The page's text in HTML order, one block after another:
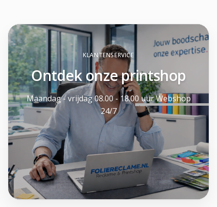
KLANTENSERVICE
Ontdek onze printshop
Maandag - vrijdag 08.00 - 18.00 uur Webshop
24/7